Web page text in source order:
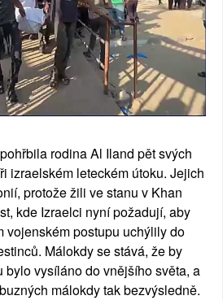
rodina Al Iland pět svých
izraelském leteckém útoku. Jejich
protože žili ve stanu v Khan
kde Izraelci nyní požadují, aby
vojenském postupu uchýlily do
Málokdy se stává, že by
bylo vysíláno do vnějšího světa, a
málokdy tak bezvýsledně.